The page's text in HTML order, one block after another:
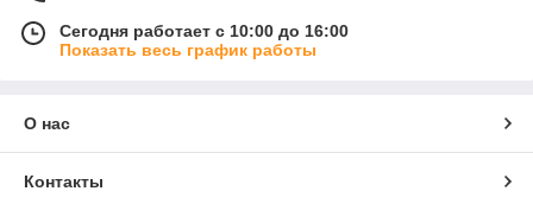
Сегодня работает с 10:00 до 16:00
Показать весь график работы
О нас
Контакты